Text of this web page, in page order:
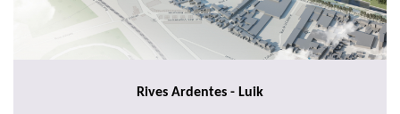
Rives Ardentes - Luik